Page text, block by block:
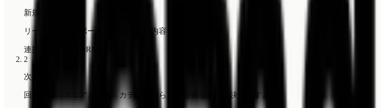
新規回答を確認
リード流入元レポートに必要な回答内容を読み取ります。
連携サービス
FORMLOVA
2
次の対応を判定
回答内容、スコア、日時、カテゴリから次に必要な処理を決めます。